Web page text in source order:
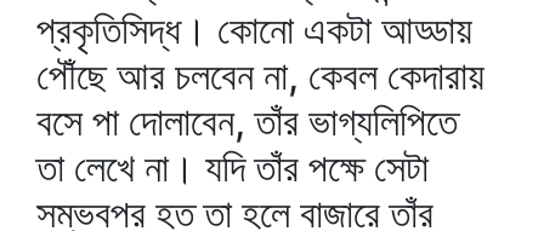
প্রকৃতিসিদ্ধ। কোনো একটা আড্ডায়
পৌঁছে আর চলবেন না, কেবল কেদারায়
বসে পা দোলাবেন, তাঁর ভাগ্যলিপিতে
তা লেখে না। যদি তাঁর পক্ষে সেটা
সম্ভবপর হত তা হলে বাজারে তাঁর